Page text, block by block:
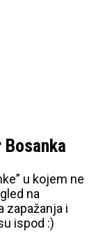
u kojem ne
na
zapažanja i
ispod :)